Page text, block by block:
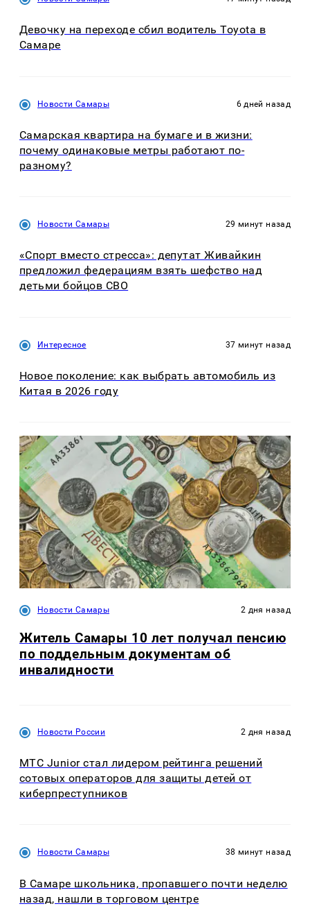
Девочку на переходе сбил водитель Toyota в
Самаре
Новости Самары 6 дней назад
Самарская квартира на бумаге и в жизни:
почему одинаковые метры работают по-
разному?
Новости Самары 29 минут назад
«Спорт вместо стресса»: депутат Живайкин
предложил федерациям взять шефство над
детьми бойцов СВО
Интересное 37 минут назад
Новое поколение: как выбрать автомобиль из
Китая в 2026 году
Новости Самары 2 дня назад
Житель Самары 10 лет получал пенсию
по поддельным документам об
инвалидности
Новости России 2 дня назад
МТС Junior стал лидером рейтинга решений
сотовых операторов для защиты детей от
киберпреступников
Новости Самары 38 минут назад
В Самаре школьника, пропавшего почти неделю
назад, нашли в торговом центре